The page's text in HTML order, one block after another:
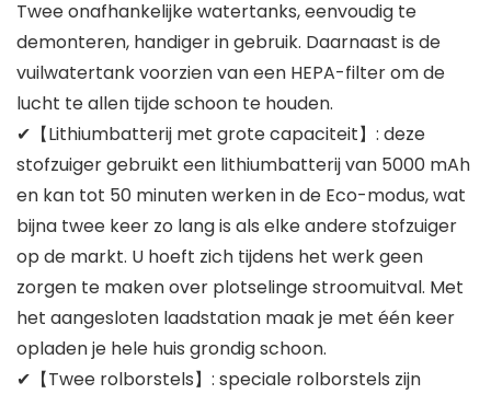
Twee onafhankelijke watertanks, eenvoudig te
demonteren, handiger in gebruik. Daarnaast is de
vuilwatertank voorzien van een HEPA-filter om de
lucht te allen tijde schoon te houden.
✔【Lithiumbatterij met grote capaciteit】: deze
stofzuiger gebruikt een lithiumbatterij van 5000 mAh
en kan tot 50 minuten werken in de Eco-modus, wat
bijna twee keer zo lang is als elke andere stofzuiger
op de markt. U hoeft zich tijdens het werk geen
zorgen te maken over plotselinge stroomuitval. Met
het aangesloten laadstation maak je met één keer
opladen je hele huis grondig schoon.
✔【Twee rolborstels】: speciale rolborstels zijn